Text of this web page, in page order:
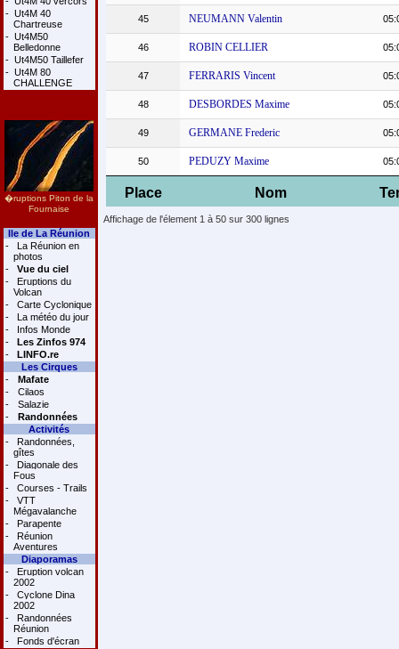
- Ut4M 40
Chartreuse
- Ut4M50
Belledonne
- Ut4M50 Taillefer
- Ut4M 80
CHALLENGE
�ruptions Piton de la
Fournaise
Ile de La Réunion
-
La Réunion en
photos
-
Vue du ciel
-
Eruptions du
Volcan
-
Carte Cyclonique
-
La météo du jour
-
Infos Monde
-
Les Zinfos 974
-
LINFO.re
Les Cirques
-
Mafate
-
Cilaos
-
Salazie
-
Randonnées
Activités
-
Randonnées,
gîtes
-
Diagonale des
Fous
-
Courses - Trails
-
VTT
Mégavalanche
-
Parapente
-
Réunion
Aventures
Diaporamas
-
Eruption volcan
2002
-
Cyclone Dina
2002
-
Randonnées
Réunion
-
Fonds d'écran
Place Nom
45 NEUMANN Valentin
46 ROBIN CELLIER
47 FERRARIS Vincent
48 DESBORDES Maxime
49 GERMANE Frederic
50 PEDUZY Maxime
Affichage de l'élement 1 à 50 sur 300 lignes